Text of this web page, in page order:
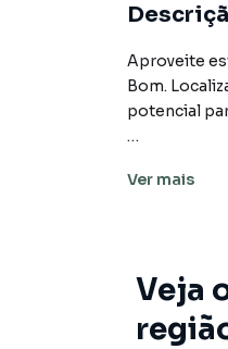
Aproveite
Bom.
potencial
de campo,
Agende
Ver mais
Veja